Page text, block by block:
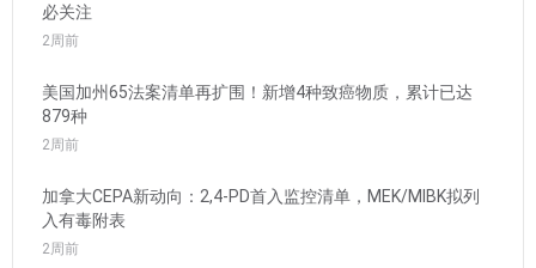
必关注
2周前
美国加州65法案清单再扩围！新增4种致癌物质，累计已达
879种
2周前
加拿大CEPA新动向：2,4-PD首入监控清单，MEK/MIBK拟列
入有毒附表
2周前